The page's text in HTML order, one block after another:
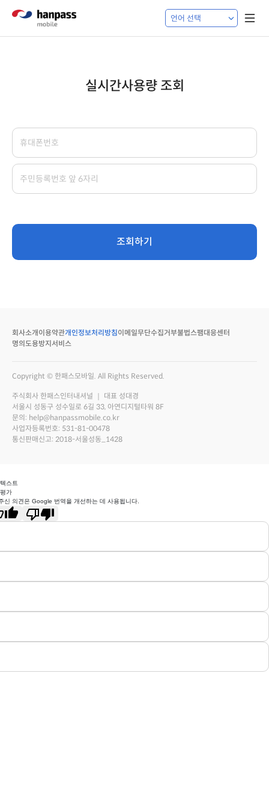
실시간사용량 조회
조회하기
회사소개 이용약관개인정보처리방침이메일무단수집거부불법스팸대응센터
명의도용방지서비스
Copyright © 한패스모바일. All Rights Reserved.
주식회사 한패스인터내셔널 ｜ 대표 성대경
서울시 성동구 성수일로 6길 33, 아연디지털타워 8F
문의: help@hanpassmobile.co.kr
사업자등록번호: 531-81-00478
통신판매신고: 2018-서울성동_1428
스트
가
신 의견은 Google 번역을 개선하는 데 사용됩니다.